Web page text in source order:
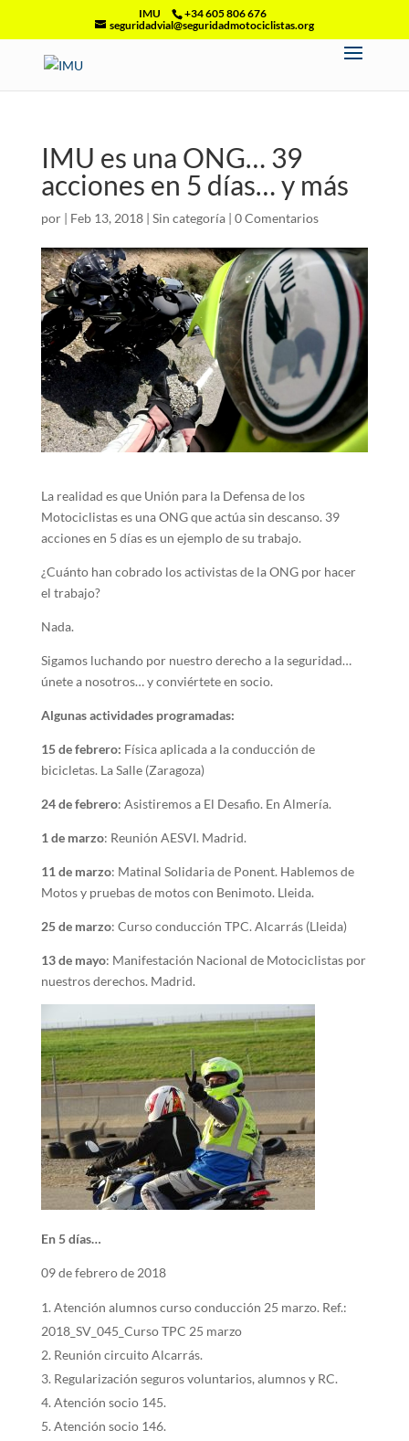
IMU
+34 605 806 676
seguridadvial@seguridadmotociclistas.org
IMU es una ONG… 39
acciones en 5 días… y más
por | Feb 13, 2018| Sin categoría| 0 Comentarios
La realidad es que Unión para la Defensa de los
Motociclistas es una ONG que actúa sin descanso. 39
acciones en 5 días es un ejemplo de su trabajo.
¿Cuánto han cobrado los activistas de la ONG por hacer
el trabajo?
Nada.
Sigamos luchando por nuestro derecho a la seguridad…
únete a nosotros… y conviértete en socio.
Algunas actividades programadas:
15 de febrero: Física aplicada a la conducción de
bicicletas. La Salle (Zaragoza)
24 de febrero: Asistiremos a El Desafio. En Almería.
1 de marzo: Reunión AESVI. Madrid.
11 de marzo: Matinal Solidaria de Ponent. Hablemos de
Motos y pruebas de motos con Benimoto. Lleida.
25 de marzo: Curso conducción TPC. Alcarrás (Lleida)
13 de mayo: Manifestación Nacional de Motociclistas por
nuestros derechos. Madrid.
En 5 días…
09 de febrero de 2018
Atención alumnos curso conducción 25 marzo. Ref.:
2018_SV_045_Curso TPC 25 marzo
Reunión circuito Alcarrás.
Regularización seguros voluntarios, alumnos y RC.
Atención socio 145.
Atención socio 146.